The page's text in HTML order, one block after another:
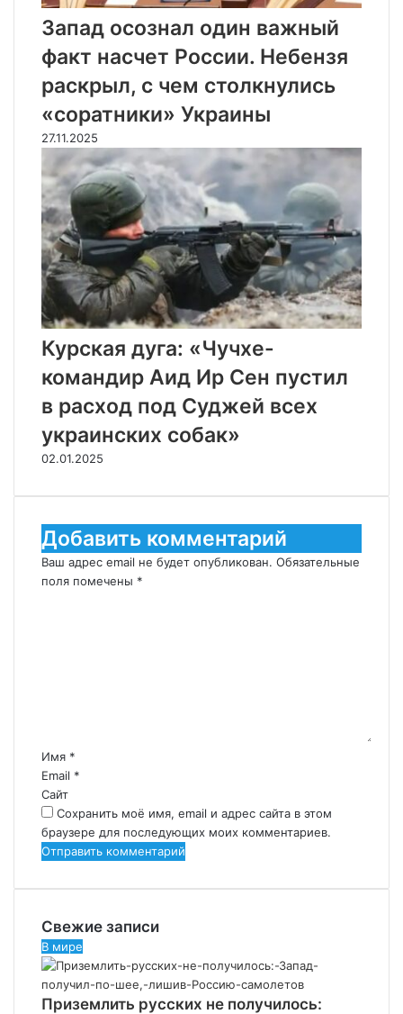
Запад осознал один важный
факт насчет России. Небензя
раскрыл, с чем столкнулись
«соратники» Украины
27.11.2025
Курская дуга: «Чучхе-
командир Аид Ир Сен пустил
в расход под Суджей всех
украинских собак»
02.01.2025
Добавить комментарий
Ваш адрес email не будет опубликован. Обязательные
поля помечены *
р
и
й
*
Имя *
Email *
Сайт
Сохранить моё имя, email и адрес сайта в этом
браузере для последующих моих комментариев.
Свежие записи
В мире
Приземлить русских не получилось: